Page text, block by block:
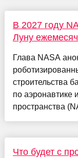
В 2027 году
Луну
Глава NASA
строительства
по аэронавтике
пространства
Что будет с